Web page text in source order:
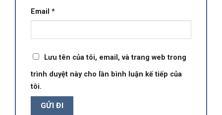
Email *
Lưu tên của tôi, email, và trang web trong
trình duyệt này cho lần bình luận kế tiếp của
tôi.